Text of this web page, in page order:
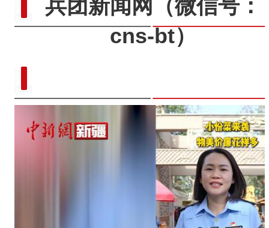
兵团新闻网
（微信号：
cns-bt）